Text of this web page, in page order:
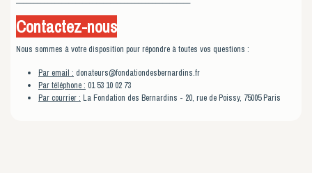
Contactez-nous
Nous sommes à votre disposition pour répondre à toutes vos questions :
Par email : donateurs@fondationdesbernardins.fr
Par téléphone : 01 53 10 02 73
Par courrier : La Fondation des Bernardins - 20, rue de Poissy, 75005 Paris